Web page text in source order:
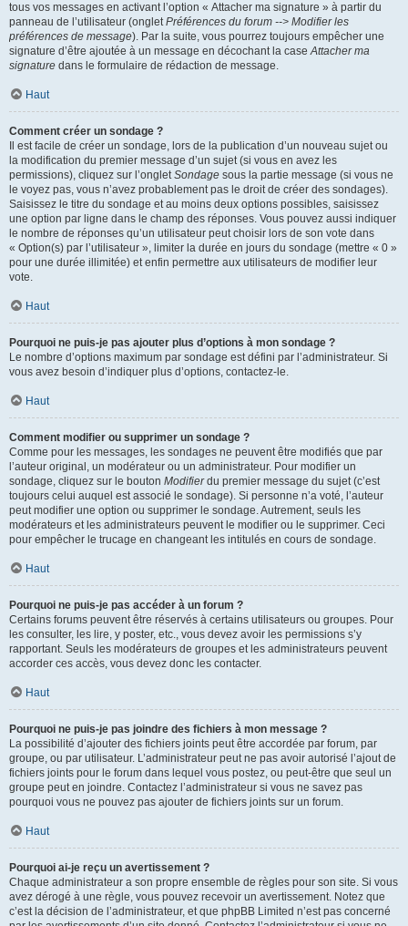
tous vos messages en activant l’option « Attacher ma signature » à partir du
panneau de l’utilisateur (ongletPréférences du forum --> Modifier les
préférences de message). Par la suite, vous pourrez toujours empêcher une
signature d’être ajoutée à un message en décochant la caseAttacher ma
signature dans le formulaire de rédaction de message.
Haut
Comment créer un sondage ?
Il est facile de créer un sondage, lors de la publication d’un nouveau sujet ou
la modification du premier message d’un sujet (si vous en avez les
permissions), cliquez sur l’ongletSondage sous la partie message (si vous ne
le voyez pas, vous n’avez probablement pas le droit de créer des sondages).
Saisissez le titre du sondage et au moins deux options possibles, saisissez
une option par ligne dans le champ des réponses. Vous pouvez aussi indiquer
le nombre de réponses qu’un utilisateur peut choisir lors de son vote dans
« Option(s) par l’utilisateur », limiter la durée en jours du sondage (mettre « 0 »
pour une durée illimitée) et enfin permettre aux utilisateurs de modifier leur
vote.
Haut
Pourquoi ne puis-je pas ajouter plus d’options à mon sondage ?
Le nombre d’options maximum par sondage est défini par l’administrateur. Si
vous avez besoin d’indiquer plus d’options, contactez-le.
Haut
Comment modifier ou supprimer un sondage ?
Comme pour les messages, les sondages ne peuvent être modifiés que par
l’auteur original, un modérateur ou un administrateur. Pour modifier un
sondage, cliquez sur le bouton Modifierdu premier message du sujet (c’est
toujours celui auquel est associé le sondage). Si personne n’a voté, l’auteur
peut modifier une option ou supprimer le sondage. Autrement, seuls les
modérateurs et les administrateurs peuvent le modifier ou le supprimer. Ceci
pour empêcher le trucage en changeant les intitulés en cours de sondage.
Haut
Pourquoi ne puis-je pas accéder à un forum ?
Certains forums peuvent être réservés à certains utilisateurs ou groupes. Pour
les consulter, les lire, y poster, etc., vous devez avoir les permissions s’y
rapportant. Seuls les modérateurs de groupes et les administrateurs peuvent
accorder ces accès, vous devez donc les contacter.
Haut
Pourquoi ne puis-je pas joindre des fichiers à mon message ?
La possibilité d’ajouter des fichiers joints peut être accordée par forum, par
groupe, ou par utilisateur. L’administrateur peut ne pas avoir autorisé l’ajout de
fichiers joints pour le forum dans lequel vous postez, ou peut-être que seul un
groupe peut en joindre. Contactez l’administrateur si vous ne savez pas
pourquoi vous ne pouvez pas ajouter de fichiers joints sur un forum.
Haut
Pourquoi ai-je reçu un avertissement ?
Chaque administrateur a son propre ensemble de règles pour son site. Si vous
avez dérogé à une règle, vous pouvez recevoir un avertissement. Notez que
c’est la décision de l’administrateur, et que phpBB Limited n’est pas concerné